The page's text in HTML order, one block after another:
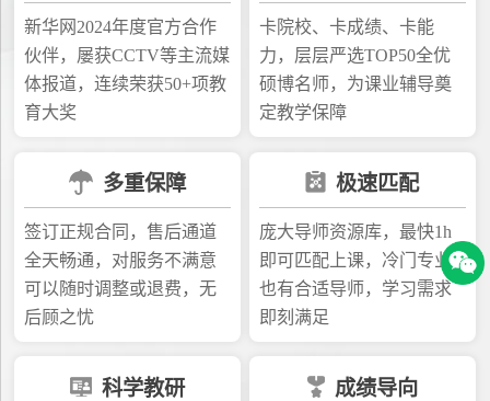
新华网2024年度官方合作
伙伴，屡获CCTV等主流媒
体报道，连续荣获50+项教
育大奖
卡院校、卡成绩、卡能
力，层层严选TOP50全优
硕博名师，为课业辅导奠
定教学保障
多重保障
签订正规合同，售后通道
全天畅通，对服务不满意
可以随时调整或退费，无
后顾之忧
极速匹配
庞大导师资源库，最快1h
即可匹配上课，冷门专业
也有合适导师，学习需求
即刻满足
科学教研 成绩导向